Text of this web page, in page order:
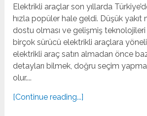
Elektrikli araçlar son yıllarda
hızla popüler hale geldi. Düşük yakıt
dostu olması ve gelişmiş
birçok sürücü elektrikli araçlara
elektrikli araç satın almadan önce
detayları bilmek, doğru seçim
olur....
[Continue reading...]